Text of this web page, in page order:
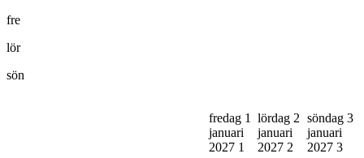
fre
lör
sön
fredag 1
januari
2027 1
lördag 2
januari
2027 2
söndag 3
januari
2027 3